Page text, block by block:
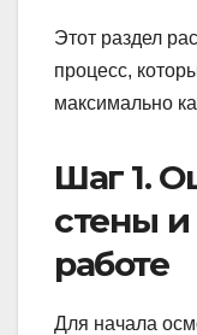
Этот раздел
процесс,
максимально
Шаг 1.
стены и
работе
Для начала